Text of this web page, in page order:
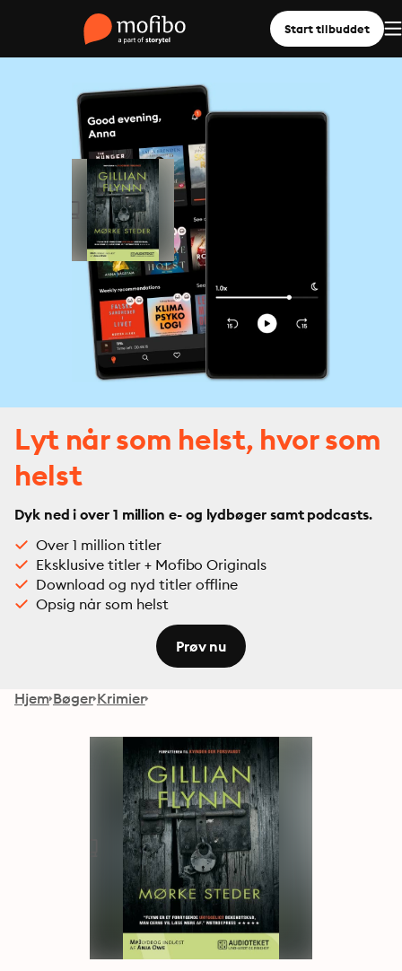
Start tilbuddet
Lyt når som helst, hvor som
helst
Dyk ned i over 1 million e- og lydbøger samt podcasts.
Over 1 million titler
Eksklusive titler + Mofibo Originals
Download og nyd titler offline
Opsig når som helst
Prøv nu
Hjem Bøger Krimier